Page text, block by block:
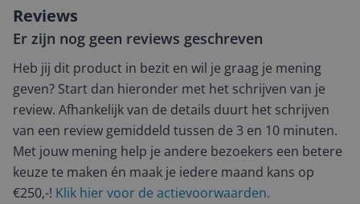
Reviews
Er zijn nog geen reviews geschreven
Heb jij dit product in bezit en wil je graag je mening
geven? Start dan hieronder met het schrijven van je
review. Afhankelijk van de details duurt het schrijven
van een review gemiddeld tussen de 3 en 10 minuten.
Met jouw mening help je andere bezoekers een betere
keuze te maken én maak je iedere maand kans op
€250,-! Klik hier voor de actievoorwaarden.